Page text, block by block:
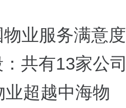
业服务满意度
共有13家公司
业超越中海物